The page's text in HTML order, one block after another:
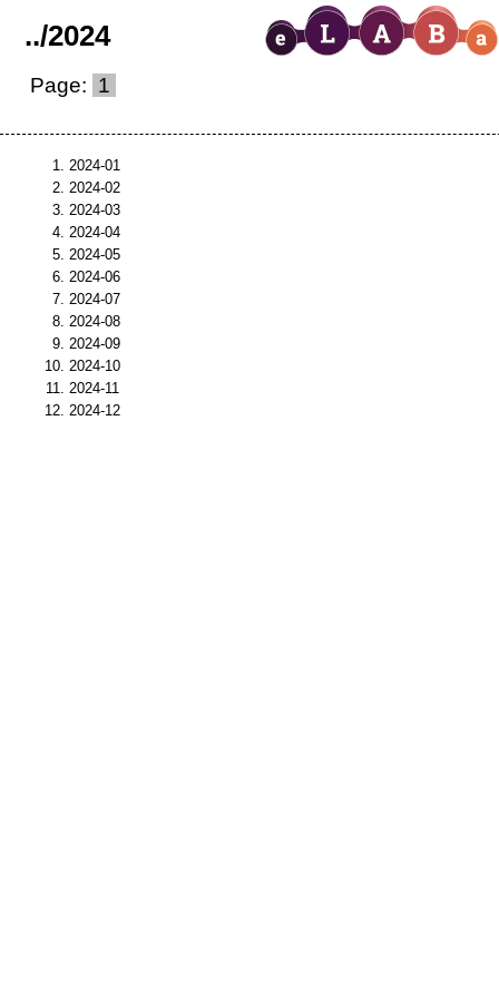
../2024
Page: 1
2024-01
2024-02
2024-03
2024-04
2024-05
2024-06
2024-07
2024-08
2024-09
2024-10
2024-11
2024-12